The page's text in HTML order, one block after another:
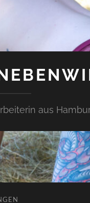
aus